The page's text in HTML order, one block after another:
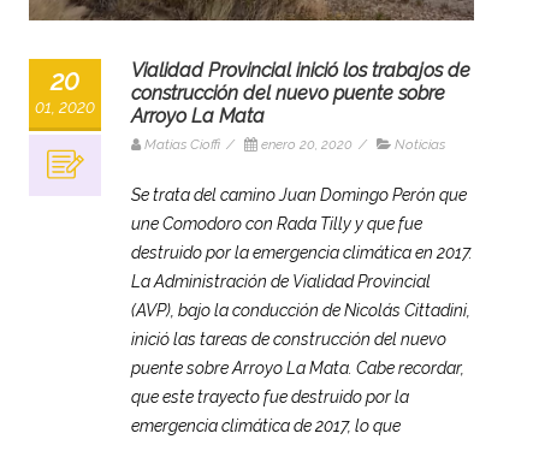
20
01, 2020
Vialidad Provincial inició los trabajos de
construcción del nuevo puente sobre
Arroyo La Mata
Matias Cioffi / enero 20, 2020 / Noticias
Se trata del camino Juan Domingo Perón que
une Comodoro con Rada Tilly y que fue
destruido por la emergencia climática en 2017.
La Administración de Vialidad Provincial
(AVP), bajo la conducción de Nicolás Cittadini,
inició las tareas de construcción del nuevo
puente sobre Arroyo La Mata. Cabe recordar,
que este trayecto fue destruido por la
emergencia climática de 2017, lo que